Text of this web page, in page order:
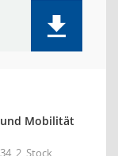
und Mobilität
2. Stock,